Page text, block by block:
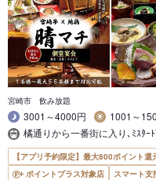
宮崎市 飲み放題
3001～4000円
1001～
橘通りから一番街に入り､ﾐｽﾀｰ
【アプリ予約限定】最大800ポイント還
ポイントプラス対象店
スマート支